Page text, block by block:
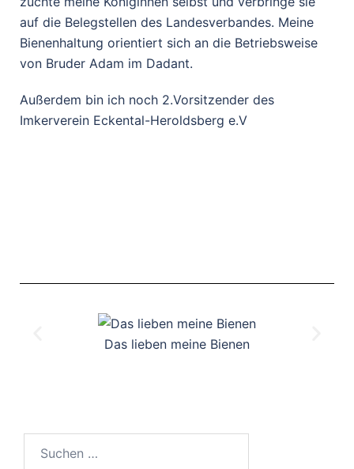
auf die Belegstellen des Landesverbandes. Meine
Bienenhaltung orientiert sich an die Betriebsweise
von Bruder Adam im Dadant.
Außerdem bin ich noch 2.Vorsitzender des
Imkerverein Eckental-Heroldsberg e.V
Das lieben meine Bienen